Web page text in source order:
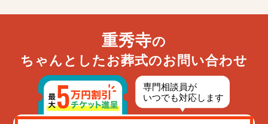
重秀寺の
ちゃんとしたお葬式のお問い合わせ